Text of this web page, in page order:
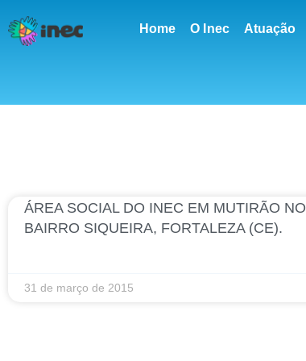
Home O Inec Atuação
ÁREA SOCIAL DO INEC EM MUTIRÃO NO
BAIRRO SIQUEIRA, FORTALEZA (CE).
31 de março de 2015